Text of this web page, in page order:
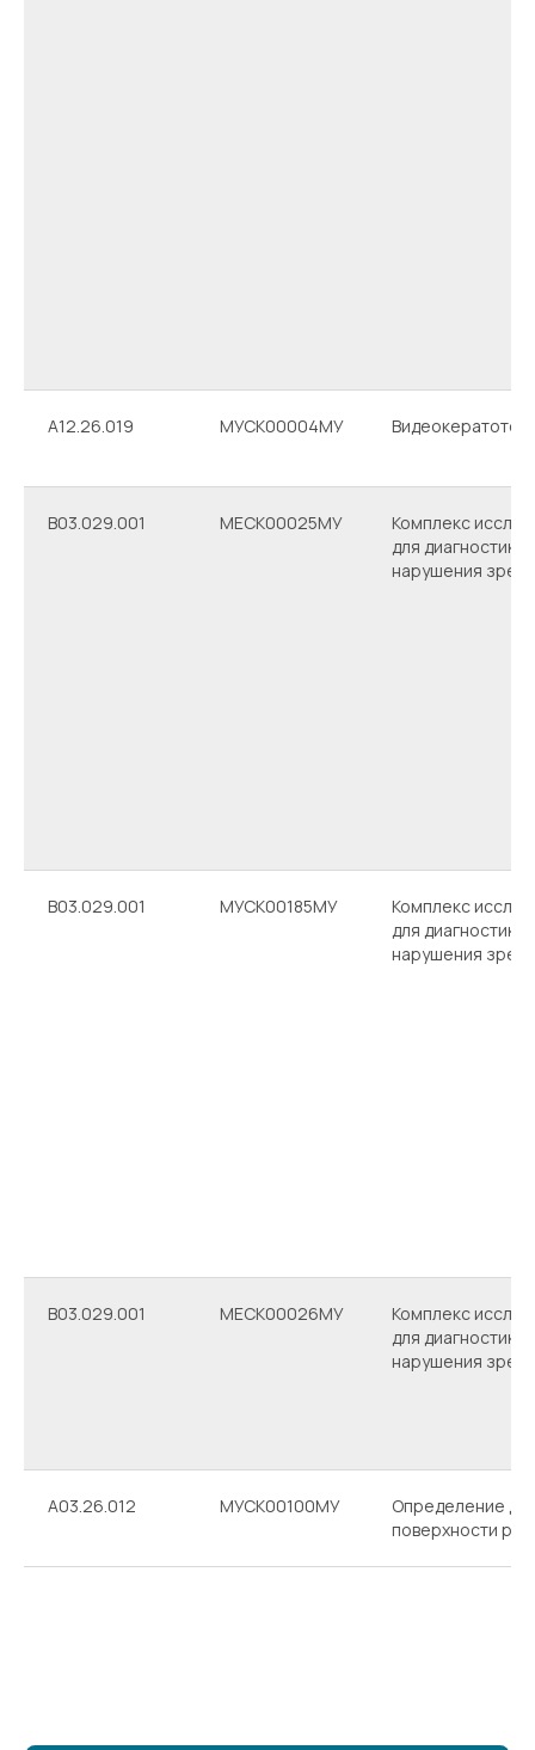
А12.26.019 МУСК00004МУ
В03.029.001 МЕСК00025МУ
Комплекс
для диагностики
нарушения
В03.029.001 МУСК00185МУ
Комплекс
для диагностики
нарушения
В03.029.001 МЕСК00026МУ
Комплекс
для диагностики
нарушения
А03.26.012 МУСК00100МУ
Определение
поверхности